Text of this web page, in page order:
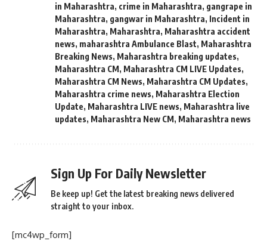
in Maharashtra, crime in Maharashtra, gangrape in
Maharashtra, gangwar in Maharashtra, Incident in
Maharashtra, Maharashtra, Maharashtra accident
news, maharashtra Ambulance Blast, Maharashtra
Breaking News, Maharashtra breaking updates,
Maharashtra CM, Maharashtra CM LIVE Updates,
Maharashtra CM News, Maharashtra CM Updates,
Maharashtra crime news, Maharashtra Election
Update, Maharashtra LIVE news, Maharashtra live
updates, Maharashtra New CM, Maharashtra news
Sign Up For Daily Newsletter
Be keep up! Get the latest breaking news delivered
straight to your inbox.
[mc4wp_form]